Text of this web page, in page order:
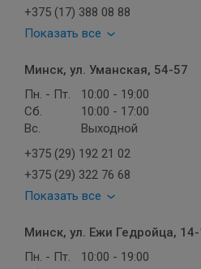
+375 (17) 388 08 88
Показать все
Минск, ул. Уманская, 54-57
Пн. - Пт.
10:00 - 19:00
Сб.
10:00 - 17:00
Вс.
Выходной
+375 (29) 192 21 02
+375 (29) 322 76 68
Показать все
Минск, ул. Ежи Гедройца,
Пн. - Пт.
10:00 - 19:00